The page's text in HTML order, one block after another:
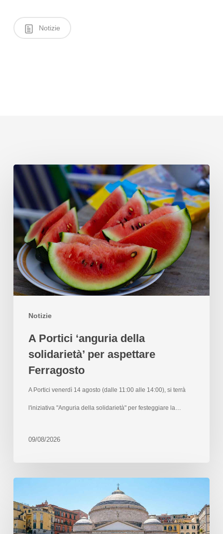
Notizie
Notizie
A Portici ‘anguria della
solidarietà’ per aspettare
Ferragosto
A Portici venerdì 14 agosto (dalle 11:00 alle 14:00), si terrà
l'iniziativa "Anguria della solidarietà" per festeggiare la…
09/08/2026